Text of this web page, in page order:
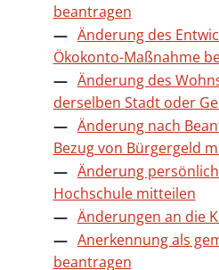
beantragen
Änderung des
Ökokonto-Maßnahme
Änderung des
derselben Stadt oder
Änderung nach
Bezug von Bürgergeld
Änderung
Hochschule mitteilen
Änderungen an die
Anerkennung als
beantragen